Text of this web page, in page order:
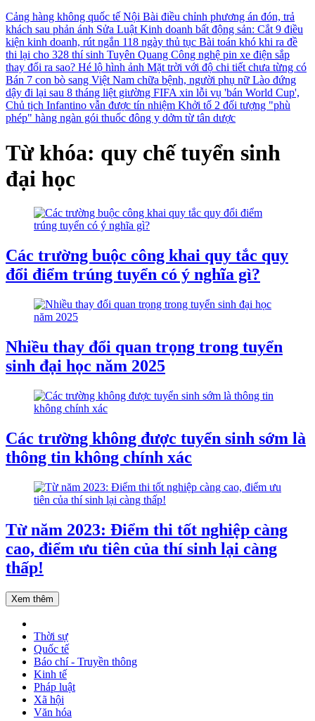
Cảng hàng không quốc tế Nội Bài điều chỉnh phương án đón, trả
khách sau phản ánh Sửa Luật Kinh doanh bất động sản: Cắt 9 điều
kiện kinh doanh, rút ngắn 118 ngày thủ tục Bài toán khó khi ra đề
thi lại cho 328 thí sinh Tuyên Quang Công nghệ pin xe điện sắp
thay đổi ra sao? Hé lộ hình ảnh Mặt trời với độ chi tiết chưa từng có
Bán 7 con bò sang Việt Nam chữa bệnh, người phụ nữ Lào đứng
dậy đi lại sau 8 tháng liệt giường FIFA xin lỗi vụ 'bán World Cup',
Chủ tịch Infantino vẫn được tín nhiệm Khởi tố 2 đối tượng "phù
phép" hàng ngàn gói thuốc đông y dởm từ tân dược
Từ khóa: quy chế tuyển sinh
đại học
Các trường buộc công khai quy tắc quy
đổi điểm trúng tuyển có ý nghĩa gì?
Nhiều thay đổi quan trọng trong tuyển
sinh đại học năm 2025
Các trường không được tuyển sinh sớm là
thông tin không chính xác
Từ năm 2023: Điểm thi tốt nghiệp càng
cao, điểm ưu tiên của thí sinh lại càng
thấp!
Xem thêm
Thời sự
Quốc tế
Báo chí - Truyền thông
Kinh tế
Pháp luật
Xã hội
Văn hóa